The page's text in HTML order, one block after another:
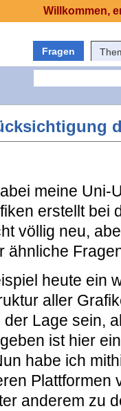
Fragen
meine Uni-
erstellt bei
völlig neu,
ähnliche
heute ein
aller
Lage sein,
ist hier
habe ich
Plattformen
anderem zu
Willkommen,